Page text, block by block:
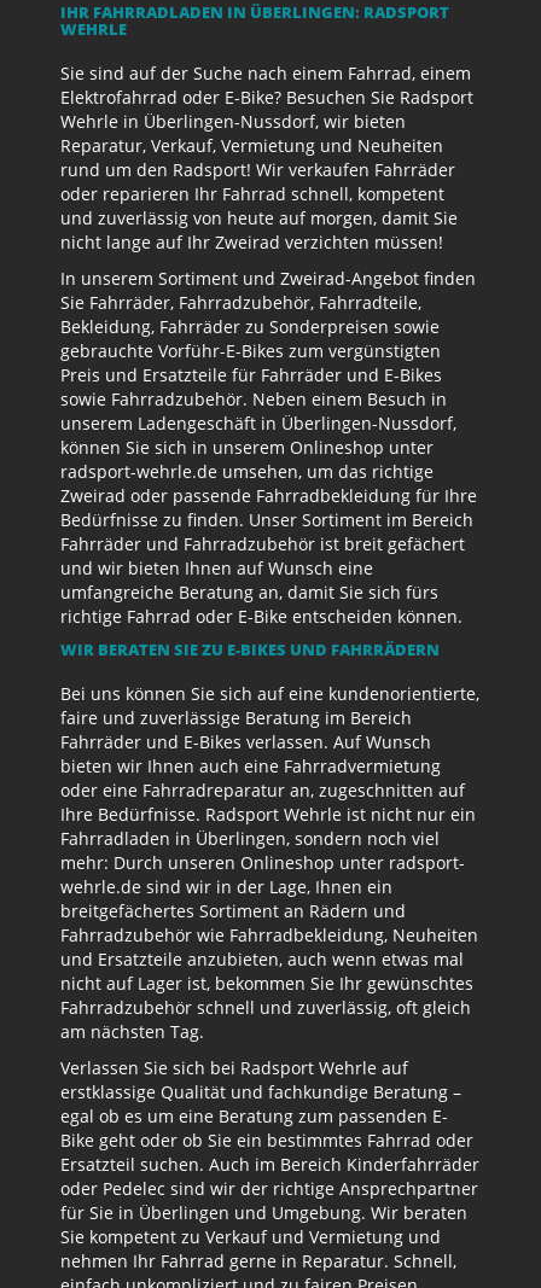
IHR FAHRRADLADEN IN ÜBERLINGEN: RADSPORT
WEHRLE
Sie sind auf der Suche nach einem Fahrrad, einem
Elektrofahrrad oder E-Bike? Besuchen Sie Radsport
Wehrle in Überlingen-Nussdorf, wir bieten
Reparatur, Verkauf, Vermietung und Neuheiten
rund um den Radsport! Wir verkaufen Fahrräder
oder reparieren Ihr Fahrrad schnell, kompetent
und zuverlässig von heute auf morgen, damit Sie
nicht lange auf Ihr Zweirad verzichten müssen!
In unserem Sortiment und Zweirad-Angebot finden
Sie Fahrräder, Fahrradzubehör, Fahrradteile,
Bekleidung, Fahrräder zu Sonderpreisen sowie
gebrauchte Vorführ-E-Bikes zum vergünstigten
Preis und Ersatzteile für Fahrräder und E-Bikes
sowie Fahrradzubehör. Neben einem Besuch in
unserem Ladengeschäft in Überlingen-Nussdorf,
können Sie sich in unserem Onlineshop unter
radsport-wehrle.de umsehen, um das richtige
Zweirad oder passende Fahrradbekleidung für Ihre
Bedürfnisse zu finden. Unser Sortiment im Bereich
Fahrräder und Fahrradzubehör ist breit gefächert
und wir bieten Ihnen auf Wunsch eine
umfangreiche Beratung an, damit Sie sich fürs
richtige Fahrrad oder E-Bike entscheiden können.
WIR BERATEN SIE ZU E-BIKES UND FAHRRÄDERN
Bei uns können Sie sich auf eine kundenorientierte,
faire und zuverlässige Beratung im Bereich
Fahrräder und E-Bikes verlassen. Auf Wunsch
bieten wir Ihnen auch eine Fahrradvermietung
oder eine Fahrradreparatur an, zugeschnitten auf
Ihre Bedürfnisse. Radsport Wehrle ist nicht nur ein
Fahrradladen in Überlingen, sondern noch viel
mehr: Durch unseren Onlineshop unter radsport-
wehrle.de sind wir in der Lage, Ihnen ein
breitgefächertes Sortiment an Rädern und
Fahrradzubehör wie Fahrradbekleidung, Neuheiten
und Ersatzteile anzubieten, auch wenn etwas mal
nicht auf Lager ist, bekommen Sie Ihr gewünschtes
Fahrradzubehör schnell und zuverlässig, oft gleich
am nächsten Tag.
Verlassen Sie sich bei Radsport Wehrle auf
erstklassige Qualität und fachkundige Beratung –
egal ob es um eine Beratung zum passenden E-
Bike geht oder ob Sie ein bestimmtes Fahrrad oder
Ersatzteil suchen. Auch im Bereich Kinderfahrräder
oder Pedelec sind wir der richtige Ansprechpartner
für Sie in Überlingen und Umgebung. Wir beraten
Sie kompetent zu Verkauf und Vermietung und
nehmen Ihr Fahrrad gerne in Reparatur. Schnell,